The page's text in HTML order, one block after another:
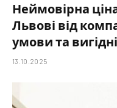
Неймовірна
Львові від
умови та
13.10.2025